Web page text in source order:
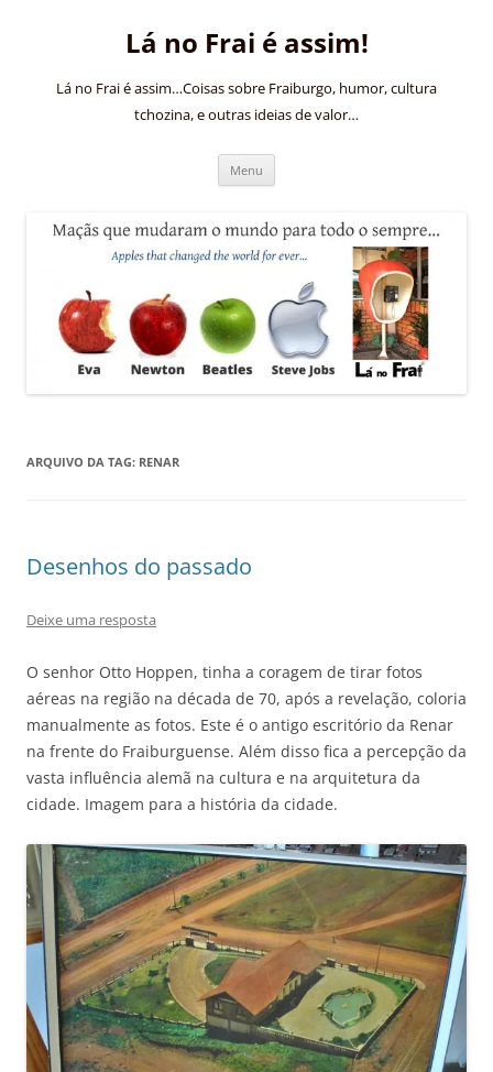
Lá no Frai é assim!
Lá no Frai é assim…Coisas sobre Fraiburgo, humor, cultura
tchozina, e outras ideias de valor…
Menu
ARQUIVO DA TAG: RENAR
Desenhos do passado
Deixe uma resposta
O senhor Otto Hoppen, tinha a coragem de tirar fotos
aéreas na região na década de 70, após a revelação, coloria
manualmente as fotos. Este é o antigo escritório da Renar
na frente do Fraiburguense. Além disso fica a percepção da
vasta influência alemã na cultura e na arquitetura da
cidade. Imagem para a história da cidade.